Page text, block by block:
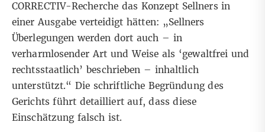
CORRECTIV-Recherche das Konzept Sellners in
einer Ausgabe verteidigt hätten: „Sellners
Überlegungen werden dort auch – in
verharmlosender Art und Weise als ‘gewaltfrei und
rechtsstaatlich’ beschrieben – inhaltlich
unterstützt.“ Die schriftliche Begründung des
Gerichts führt detailliert auf, dass diese
Einschätzung falsch ist.